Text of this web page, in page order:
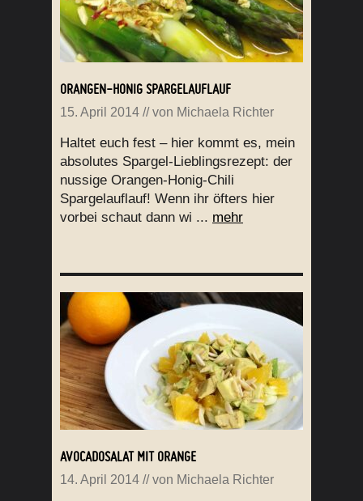
ORANGEN-HONIG SPARGELAUFLAUF
15. April 2014 // von Michaela Richter
Haltet euch fest – hier kommt es, mein
absolutes Spargel-Lieblingsrezept: der
nussige Orangen-Honig-Chili
Spargelauflauf! Wenn ihr öfters hier
vorbei schaut dann wi ... mehr
AVOCADOSALAT MIT ORANGE
14. April 2014 // von Michaela Richter